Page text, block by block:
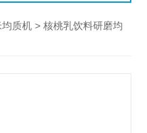
均质机 > 核桃乳饮料研磨均